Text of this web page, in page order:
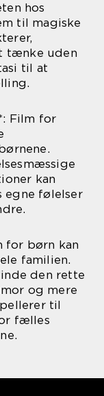
hos
til magiske
tænke uden
til at
Film for
kan
egne følelser
for børn kan
familien.
den rette
og mere
til
fælles